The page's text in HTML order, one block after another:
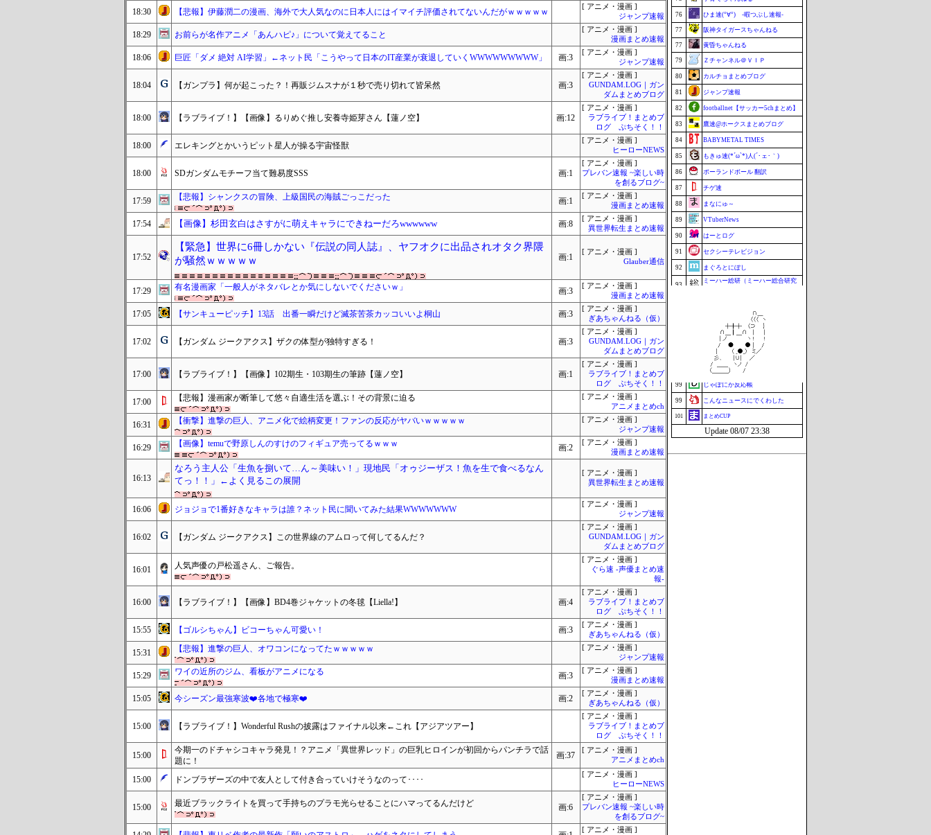
18:30 【悲報】伊藤潤二の漫画、海外で大人気なのに日本人にはイマイチ評価されてないんだがｗｗｗｗｗ
[ アニメ・漫画 ]
ジャンプ速報
18:29 お前らが名作アニメ「あんハピ♪」について覚えてること
[ アニメ・漫画 ]
漫画まとめ速報
18:06 巨匠「ダメ 絶対 AI学習」←ネット民「こうやって日本のIT産業が衰退していくWWWWWWWWW」 画:3
[ アニメ・漫画 ]
ジャンプ速報
18:04 【ガンプラ】何が起こった？！再販ジムスナが１秒で売り切れて皆呆然 画:3
[ アニメ・漫画 ]
GUNDAM.LOG｜ガン
ダムまとめブログ
18:00 【ラブライブ！】【画像】るりめぐ推し安養寺姫芽さん【蓮ノ空】 画:12
[ アニメ・漫画 ]
ラブライブ！まとめブ
ログ ぷちそく！！
18:00 エレキングとかいうピット星人が操る宇宙怪獣
[ アニメ・漫画 ]
ヒーローNEWS
18:00 SDガンダムモチーフ当て難易度SSS 画:1
[ アニメ・漫画 ]
プレバン速報 ~楽しい時
を創るブログ~
17:59 【悲報】シャンクスの冒険、上級国民の海賊ごっこだった 画:1
[ アニメ・漫画 ]
漫画まとめ速報
17:54 【画像】杉田玄白はさすがに萌えキャラにできねーだろwwwwww 画:8
[ アニメ・漫画 ]
異世界転生まとめ速報
17:52
【緊急】世界に6冊しかない『伝説の同人誌』、ヤフオクに出品されオタク界隈
が騒然ｗｗｗｗｗ
画:1
[ アニメ・漫画 ]
Glauber通信
17:29 有名漫画家「一般人がネタバレとか気にしないでくださいｗ」 画:3
[ アニメ・漫画 ]
漫画まとめ速報
17:05 【サンキューピッチ】13話 出番一瞬だけど滅茶苦茶カッコいいよ桐山 画:3
[ アニメ・漫画 ]
ぎあちゃんねる（仮）
17:02 【ガンダム ジークアクス】ザクの体型が独特すぎる！ 画:3
[ アニメ・漫画 ]
GUNDAM.LOG｜ガン
ダムまとめブログ
17:00 【ラブライブ！】【画像】102期生・103期生の筆跡【蓮ノ空】 画:1
[ アニメ・漫画 ]
ラブライブ！まとめブ
ログ ぷちそく！！
17:00 【悲報】漫画家が断筆して悠々自適生活を選ぶ！その背景に迫る
[ アニメ・漫画 ]
アニメまとめch
16:31 【衝撃】進撃の巨人、アニメ化で絵柄変更！ファンの反応がヤバいｗｗｗｗｗ
[ アニメ・漫画 ]
ジャンプ速報
16:29 【画像】temuで野原しんのすけのフィギュア売ってるｗｗｗ 画:2
[ アニメ・漫画 ]
漫画まとめ速報
16:13
なろう主人公「生魚を捌いて…ん～美味い！」現地民「オゥジーザス！魚を生で食べるなん
てっ！！」←よく見るこの展開
[ アニメ・漫画 ]
異世界転生まとめ速報
16:06 ジョジョで1番好きなキャラは誰？ネット民に聞いてみた結果WWWWWWW
[ アニメ・漫画 ]
ジャンプ速報
16:02 【ガンダム ジークアクス】この世界線のアムロって何してるんだ？
[ アニメ・漫画 ]
GUNDAM.LOG｜ガン
ダムまとめブログ
16:01 人気声優の戸松遥さん、ご報告。
[ アニメ・漫画 ]
ぐら速 -声優まとめ速
報-
16:00 【ラブライブ！】【画像】BD4巻ジャケットの冬毬【Liella!】 画:4
[ アニメ・漫画 ]
ラブライブ！まとめブ
ログ ぷちそく！！
15:55 【ゴルシちゃん】ビコーちゃん可愛い！ 画:3
[ アニメ・漫画 ]
ぎあちゃんねる（仮）
15:31 【悲報】進撃の巨人、オワコンになってたｗｗｗｗｗ
[ アニメ・漫画 ]
ジャンプ速報
15:29 ワイの近所のジム、看板がアニメになる 画:3
[ アニメ・漫画 ]
漫画まとめ速報
15:05 今シーズン最強寒波❤️各地で極寒❤️ 画:2
[ アニメ・漫画 ]
ぎあちゃんねる（仮）
15:00 【ラブライブ！】Wonderful Rushの披露はファイナル以来←これ【アジアツアー】
[ アニメ・漫画 ]
ラブライブ！まとめブ
ログ ぷちそく！！
15:00
今期一のドチャシコキャラ発見！？アニメ「異世界レッド」の巨乳ヒロインが初回からパンチラで話
題に！
画:37
[ アニメ・漫画 ]
アニメまとめch
15:00 ドンブラザーズの中で友人として付き合っていけそうなのって････
[ アニメ・漫画 ]
ヒーローNEWS
15:00 最近ブラックライトを買って手持ちのプラモ光らせることにハマってるんだけど 画:6
[ アニメ・漫画 ]
プレバン速報 ~楽しい時
を創るブログ~
[ アニメ・漫画 ]
76 ひま速(°∀°) -暇つぶし速報-
77 阪神タイガースちゃんねる
77 黄昏ちゃんねる
79 Ｚチャンネル＠ＶＩＰ
80 カルチョまとめブログ
81 ジャンプ速報
82 footballnet【サッカー5chまとめ】
83 鷹速@ホークスまとめブログ
84 BABYMETAL TIMES
85 もきゅ速(*´ω`*)人(´･ェ･｀)
86 ポーランドボール 翻訳
87 チゲ速
88 まなにゅ～
89 VTuberNews
90 はーとログ
91 セクシーテレビジョン
92 まぐろとにぼし
93
ミーハー総研（ミーハー総合研究
映画.net -ネタバレ|感想|評判 2chま
とめブログ-
釣りまとめ速報
ZAPZAP!
マラソン速報
99 じゃぽにか反応帳
99 こんなニュースにでくわした
101 まとめCUP
Update 08/07 23:38